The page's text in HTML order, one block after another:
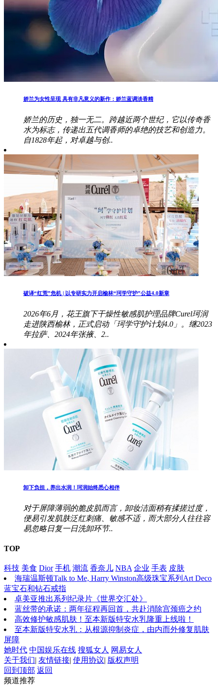
娇兰为女性呈现 具有非凡意义的新作：娇兰蓝调淡香精
娇兰的历史，独一无二。跨越近两个世纪，它以传奇香
水为标志，传递出五代调香师的卓绝的技艺和创造力。
自1828年起，对卓越与创..
破译“红荒”危机 | 以专研实力开启榆林“珂学守护”公益4.0新章
2026年6月，花王旗下干燥性敏感肌护理品牌Curel珂润
走进陕西榆林，正式启动「珂学守护计划4.0」。继2023
年拉萨、2024年张掖、2..
卸下负担，养出水润！珂润始终悉心相伴
对于屏障薄弱的脆皮肌而言，卸妆洁面稍有揉搓过度，
便易引发肌肤泛红刺痛、敏感不适，而大部分人往往容
易忽略日复一日洗卸环节..
TOP
科技 美食 Dior 手机 潮流 香奈儿 NBA 企业 手表 皮肤
海瑞温斯顿Talk to Me, Harry Winston高级珠宝系列Art Deco
蓝宝石和钻石戒指
卓美亚推出系列纪录片《世界交汇处》
蓝丝带的承诺：两年征程再回首，共赴消除宫颈癌之约
高效修护敏感肌肤！至本新版特安水乳隆重上线啦！
至本新版特安水乳：从根源抑制炎症，由内而外修复肌肤
屏障
她时代 中国娱乐在线 搜狐女人 网易女人
关于我们| 友情链接| 使用协议| 版权声明
回到顶部 返回
频道推荐